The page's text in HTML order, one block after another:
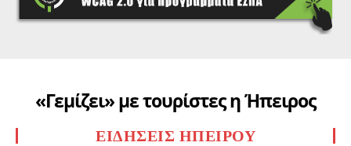
«Γεμίζει» με τουρίστες η Ήπειρος
ΕΙΔΉΣΕΙΣ ΗΠΕΊΡΟΥ